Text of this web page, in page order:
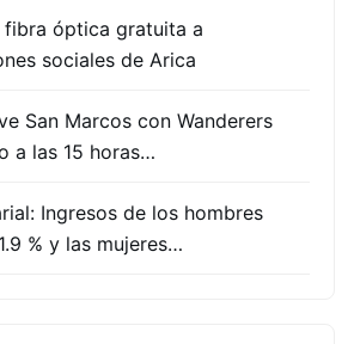
fibra óptica gratuita a
sociales de Arica
San Marcos con Wanderers
a las 15 horas…
Ingresos de los hombres
% y las mujeres…